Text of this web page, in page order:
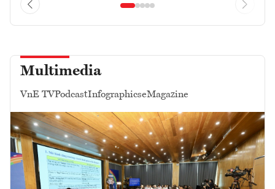
Multimedia
VnE TVPodcastInfographicseMagazine